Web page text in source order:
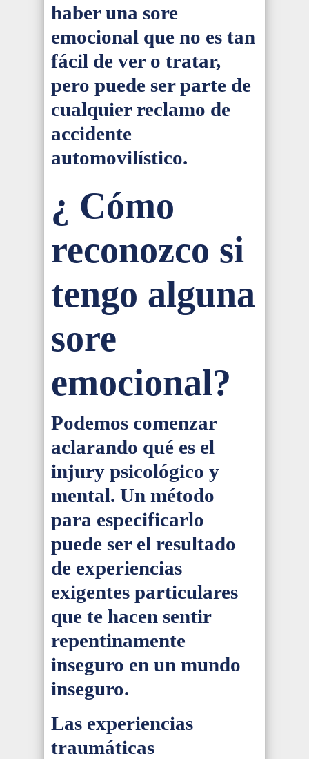
haber una sore
emocional que no es tan
fácil de ver o tratar,
pero puede ser parte de
cualquier reclamo de
accidente
automovilístico.
¿ Cómo
reconozco si
tengo alguna
sore
emocional?
Podemos comenzar
aclarando qué es el
injury psicológico y
mental. Un método
para especificarlo
puede ser el resultado
de experiencias
exigentes particulares
que te hacen sentir
repentinamente
inseguro en un mundo
inseguro.
Las experiencias
traumáticas